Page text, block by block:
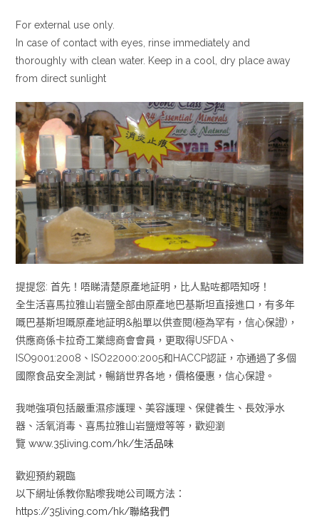
For external use only.
In case of contact with eyes, rinse immediately and
thoroughly with clean water. Keep in a cool, dry place away
from direct sunlight
提提您: 首先！唔睇清楚原產地証明，比人點咗都唔知呀！
全生活喜馬拉雅山岩鹽全部由原產地巴基斯坦直接進口，有多年
嘅巴基斯坦嘅原產地証明&船單以供查閱(極為罕有，信心保證)，
供應商係卡拉奇工業總商會會員，更取得USFDA、
ISO9001:2008、ISO22000:2005和HACCP認証，亦通過了多個
國際食品安全測試，暢銷世界各地，價格優惠，信心保證。
我哋強項包括嚴重濕疹護理、美容護理、保健養生、長效淨水
器、活氧消毒、喜馬拉雅山岩鹽燈等等，歡迎瀏
覽www.35living.com/hk/生活品味
歡迎預約親臨
以下網址係教你點嚟我哋公司嘅方法：
https://35living.com/hk/聯絡我們